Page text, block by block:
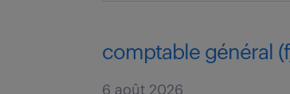
comptable général
6 août 2026